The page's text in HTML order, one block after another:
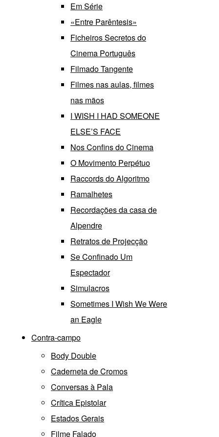
Em Série
«Entre Parêntesis»
Ficheiros Secretos do
Cinema Português
Filmado Tangente
Filmes nas aulas, filmes
nas mãos
I WISH I HAD SOMEONE
ELSE’S FACE
Nos Confins do Cinema
O Movimento Perpétuo
Raccords do Algoritmo
Ramalhetes
Recordações da casa de
Alpendre
Retratos de Projecção
Se Confinado Um
Espectador
Simulacros
Sometimes I Wish We Were
an Eagle
Contra-campo
Body Double
Caderneta de Cromos
Conversas à Pala
Crítica Epistolar
Estados Gerais
Filme Falado